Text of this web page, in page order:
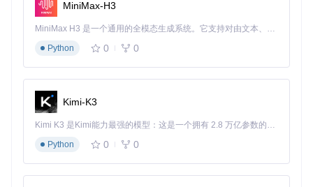
MiniMax-H3
MiniMax H3 是一个通用的全模态生成系统。它支持对由文本、图像、视频和音频组成的多模态上下文进行统一理解，并能生成分辨率高达 2K、时长可达 15 秒的带原生立体声音频的视频。得益于面向任务泛化的系统设计，H3 在预训练阶段就已具备广泛的多模态上下文理解与生成能力，能够出色地执行复杂的多模态指令。
Python
0 0
Kimi-K3
Kimi K3 是Kimi能力最强的模型：这是一个拥有 2.8 万亿参数的混合专家（MoE）模型，具备原生视觉理解能力，并支持 100 万 token 的上下文窗口。
Python
0 0